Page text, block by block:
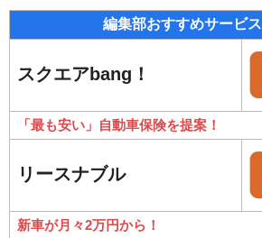
編集部おすすめサービス
スクエアbang！
「最も安い」自動車保険を提案！
リースナブル
新車が月々2万円から！